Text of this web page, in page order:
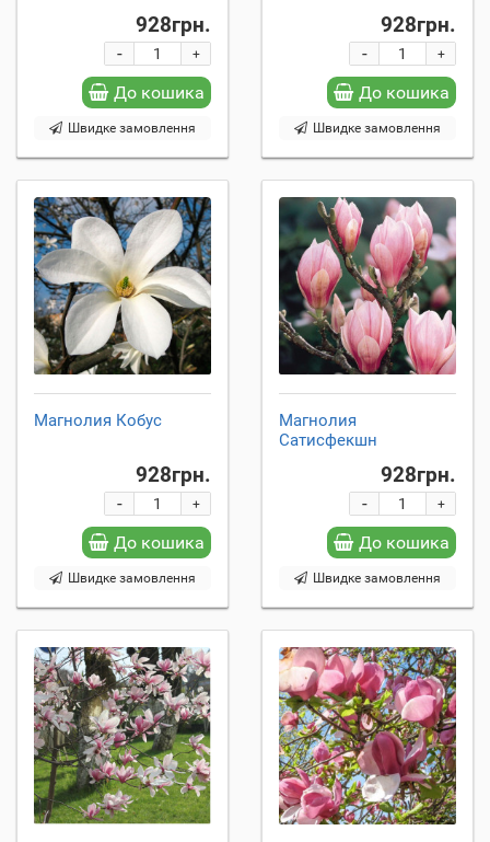
928грн.
+
-
До кошика
Швидке замовлення
928грн.
+
-
До кошика
Швидке замовлення
Магнолия Кобус
928грн.
+
-
До кошика
Швидке замовлення
Магнолия
Сатисфекшн
928грн.
+
-
До кошика
Швидке замовлення